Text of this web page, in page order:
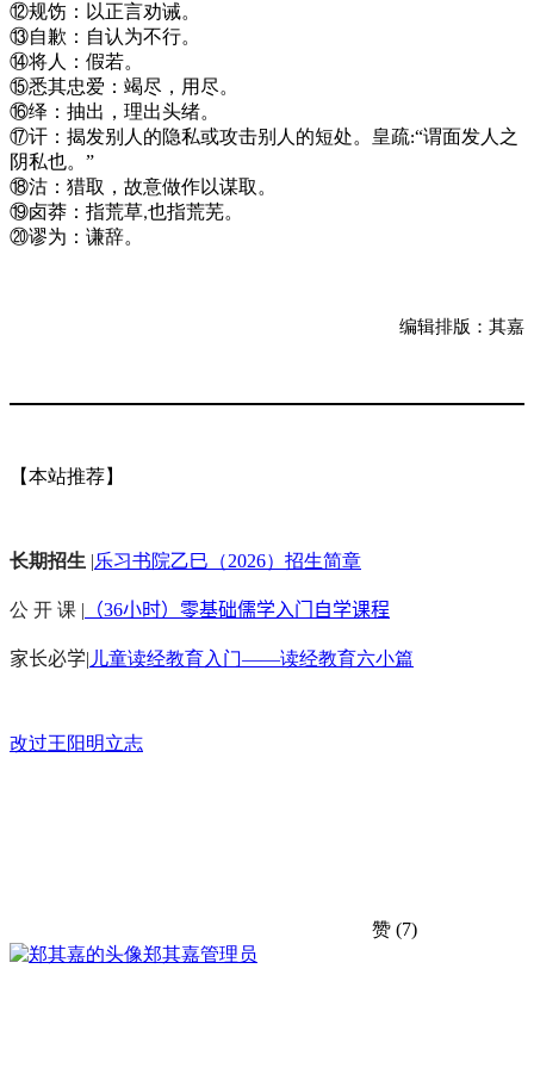
⑫规饬：以正言劝诫。
⑬自歉：自认为不行。
⑭将人：假若。
⑮悉其忠爱：竭尽，用尽。
⑯绎：抽出，理出头绪。
⑰讦：揭发别人的隐私或攻击别人的短处。皇疏:“谓面发人之
阴私也。”
⑱沽：猎取，故意做作以谋取。
⑲卤莽：指荒草,也指荒芜。
⑳谬为：谦辞。
编辑排版：其嘉
【本站推荐】
长期招生 |乐习书院乙巳（2026）招生简章
公 开 课 | （36小时）零基础儒学入门自学课程
家长必学| 儿童读经教育入门——读经教育六小篇
改过王阳明立志
赞 (7)
郑其嘉管理员